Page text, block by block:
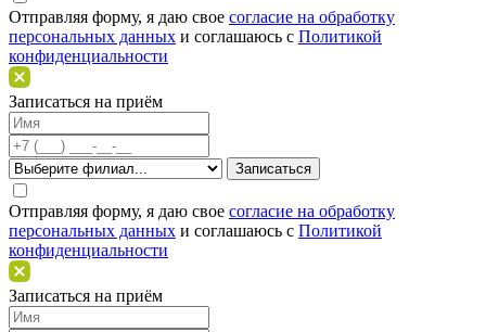
Отправляя форму, я даю свое согласие на обработку
персональных данных и соглашаюсь c Политикой
конфиденциальности
Записаться на приём
Отправляя форму, я даю свое согласие на обработку
персональных данных и соглашаюсь c Политикой
конфиденциальности
Записаться на приём